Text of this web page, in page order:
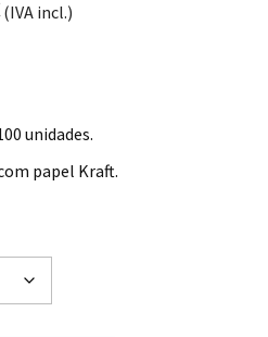
Price range: 248,05 €
(IVA incl.)
unidades.
papel Kraft.